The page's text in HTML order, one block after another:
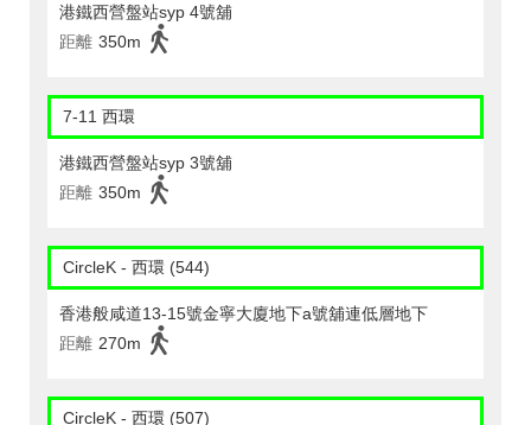
港鐵西營盤站syp 4號舖
距離 350m
7-11 西環
港鐵西營盤站syp 3號舖
距離 350m
CircleK - 西環 (544)
香港般咸道13-15號金寧大廈地下a號舖連低層地下
距離 270m
CircleK - 西環 (507)